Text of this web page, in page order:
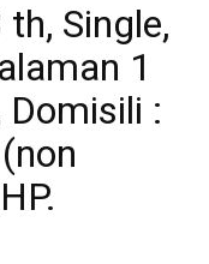
Single,
1
Domisili :